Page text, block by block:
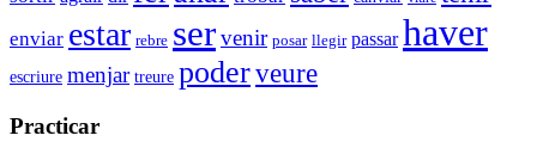
enviar estar rebre servenir posar llegir passar haver
escriure menjar treure poderveure
Practicar